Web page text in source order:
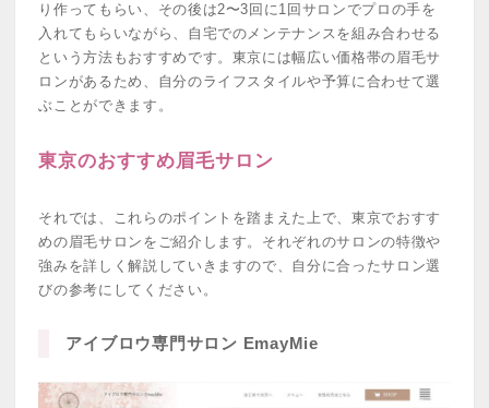
り作ってもらい、その後は2〜3回に1回サロンでプロの手を
入れてもらいながら、自宅でのメンテナンスを組み合わせる
という方法もおすすめです。東京には幅広い価格帯の眉毛サ
ロンがあるため、自分のライフスタイルや予算に合わせて選
ぶことができます。
東京のおすすめ眉毛サロン
それでは、これらのポイントを踏まえた上で、東京でおすす
めの眉毛サロンをご紹介します。それぞれのサロンの特徴や
強みを詳しく解説していきますので、自分に合ったサロン選
びの参考にしてください。
アイブロウ専門サロン EmayMie